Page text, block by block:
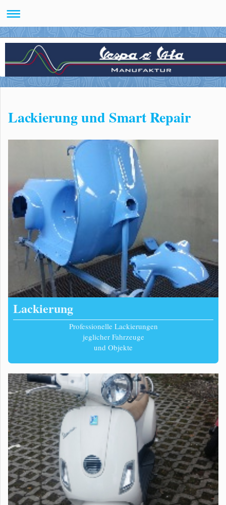
Lackierung und Smart Repair
Lackierung
Professionelle Lackierungen
jeglicher Fahrzeuge
und Objekte